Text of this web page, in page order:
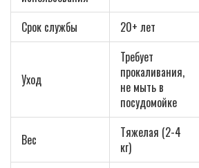
Срок службы
20+ лет
Уход
Требует
прокаливания,
не мыть в
посудомойке
Вес
Тяжелая (2-4
кг)